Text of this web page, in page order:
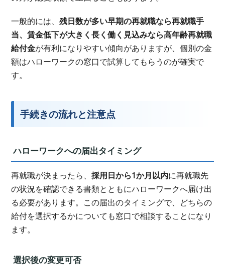
一般的には、残日数が多い早期の再就職なら再就職手
当、賃金低下が大きく長く働く見込みなら高年齢再就職
給付金が有利になりやすい傾向がありますが、個別の金
額はハローワークの窓口で試算してもらうのが確実で
す。
手続きの流れと注意点
ハローワークへの届出タイミング
再就職が決まったら、採用日から1か月以内に再就職先
の状況を確認できる書類とともにハローワークへ届け出
る必要があります。この届出のタイミングで、どちらの
給付を選択するかについても窓口で相談することになり
ます。
選択後の変更可否